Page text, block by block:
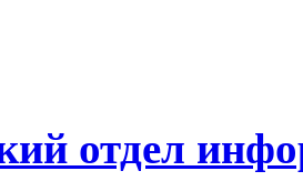
отдел